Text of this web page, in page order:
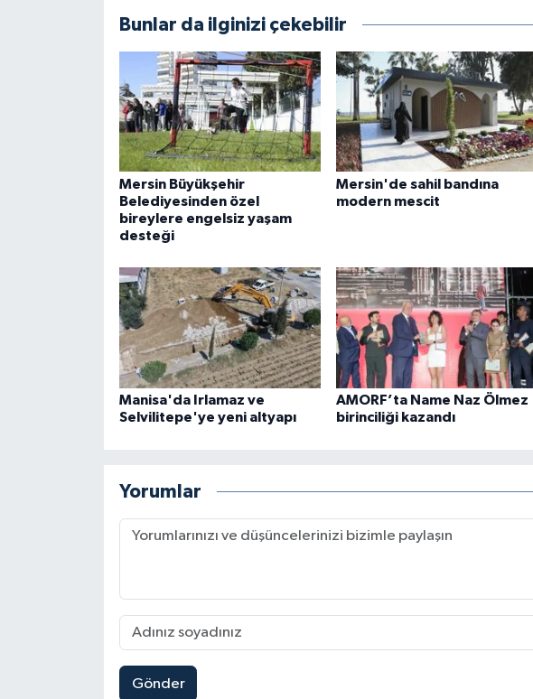
Bunlar da ilginizi çekebilir
Mersin Büyükşehir
Belediyesinden özel
bireylere engelsiz yaşam
desteği
Mersin'de sahil bandına
modern mescit
Manisa'da Irlamaz ve
Selvilitepe'ye yeni altyapı
AMORF’ta Name Naz Ölmez
birinciliği kazandı
Yorumlar
Gönder